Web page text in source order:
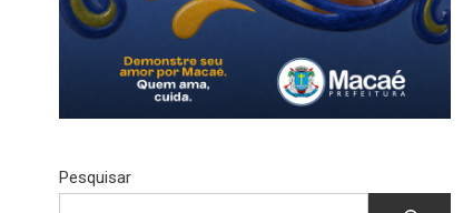
Pesquisar